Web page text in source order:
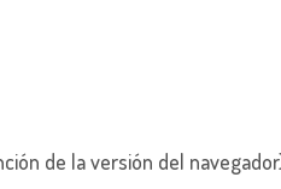
de la versión del